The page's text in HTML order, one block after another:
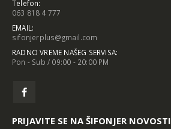
Telefon:
063 818 4 777
EMAIL:
sifonjerplus@gmail.com
RADNO VREME NAŠEG SERVISA:
Pon - Sub / 09:00 - 20:00 PM
PRIJAVITE SE NA ŠIFONJER NOVOSTI